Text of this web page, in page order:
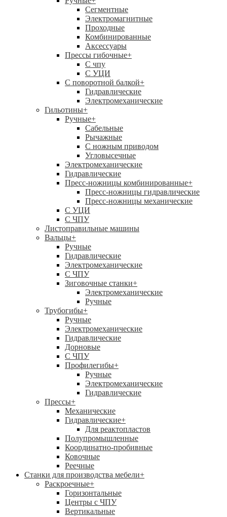
Сегментные
Электромагнитные
Проходные
Комбинированные
Аксессуары
Прессы гибочные+
C чпу
С УЦИ
С поворотной балкой+
Гидравлические
Электромеханические
Гильотины+
Ручные+
Сабельные
Рычажные
С ножным приводом
Угловысечные
Электромеханические
Гидравлические
Пресс-ножницы комбинированные+
Пресс-ножницы гидравлические
Пресс-ножницы механические
С УЦИ
С ЧПУ
Листоправильные машины
Вальцы+
Ручные
Гидравлические
Электромеханические
С ЧПУ
Зиговочные станки+
Электромеханические
Ручные
Трубогибы+
Ручные
Электромеханические
Гидравлические
Дорновые
С ЧПУ
Профилегибы+
Ручные
Электромеханические
Гидравлические
Прессы+
Механические
Гидравлические+
Для реактопластов
Полупромышленные
Координатно-пробивные
Ковочные
Реечные
Станки для производства мебели+
Раскроечные+
Горизонтальные
Центры с ЧПУ
Вертикальные